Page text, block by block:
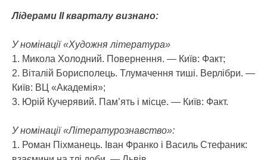
Лідерами ІІ кварталу визнано:
У номінації «Художня література»
1. Микола Холодний. Повернення. — Київ: Факт;
2. Віталій Борисполець. Тлумачення тиші. Верлібри. —
Київ: ВЦ «Академія»;
3. Юрій Кучерявий. Пам’ять і місце. — Київ: Факт.
У номінації «Літературознавство»:
1. Роман Піхманець. Іван Франко і Василь Стефаник: